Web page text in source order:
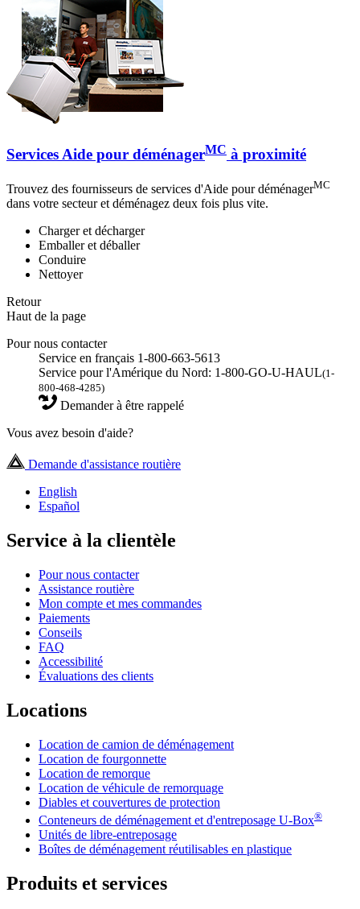
Services Aide pour déménagerMC à proximité
Trouvez des fournisseurs de services d'Aide pour déménagerMC
dans votre secteur et déménagez deux fois plus vite.
Charger et décharger
Emballer et déballer
Conduire
Nettoyer
Retour
Haut de la page
Pour nous contacter
Service en français 1-800-663-5613
Service pour l'Amérique du Nord: 1-800-GO-U-HAUL(1-
800-468-4285)
Demander à être rappelé
Vous avez besoin d'aide?
Demande d'assistance routière
English
Español
Service à la clientèle
Pour nous contacter
Assistance routière
Mon compte et mes commandes
Paiements
Conseils
FAQ
Accessibilité
Évaluations des clients
Locations
Location de camion de déménagement
Location de fourgonnette
Location de remorque
Location de véhicule de remorquage
Diables et couvertures de protection
Conteneurs de déménagement et d'entreposage U-Box®
Unités de libre-entreposage
Boîtes de déménagement réutilisables en plastique
Produits et services